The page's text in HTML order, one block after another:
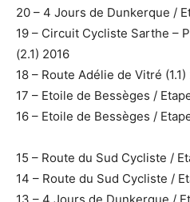
20 – 4 Jours de Dunkerque /
19 – Circuit Cycliste Sarthe –
(2.1) 2016
18 – Route Adélie de Vitré (1.1)
17 – Etoile de Bessèges /
16 – Etoile de Bessèges /
15 – Route du Sud Cycliste /
14 – Route du Sud Cycliste /